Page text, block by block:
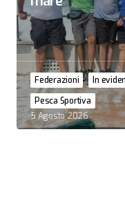
Federazioni
In
Pesca Sportiva
5 Agosto 2026